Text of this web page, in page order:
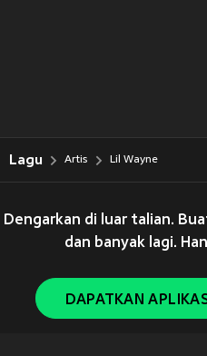
Lagu Artis Lil Wayne
Dengarkan di luar talian.
dan banyak lagi.
DAPATKAN